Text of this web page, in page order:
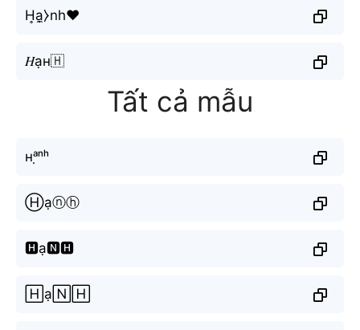
H͎ạ̼⧽nh♥
𝐻ạн🇭
Tất cả mẫu
ʜᵃ̣ⁿʰ
Ⓗạⓝⓗ
🅷ạ🅽🅷
🄷ạ🄽🄷